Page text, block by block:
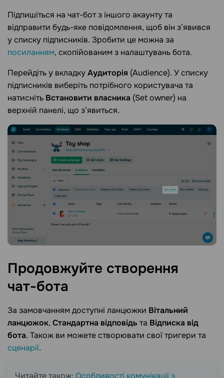
Підпишіться на чат-бот з іншого акаунту та
відправити будь-яке повідомлення, щоб він зʼявився
у списку підписників. Зробити це можна за
посиланням, скопійованим з налаштувань бота.
Перейдіть у вкладкуАудиторія (Audience). У списку
підписників виберіть потрібного користувача та
натисніть Встановити власника (Set owner) на
верхній панелі, що зʼявиться.
Продовжуйте створення
чат-бота
За замовчанням доступні ланцюжки Вітальний
ланцюжок, Стандартна відповідь та Відписка від
бота. Також ви можете створювати свої тригери та
сценарії.
Читайте також: Особливості комунікації з